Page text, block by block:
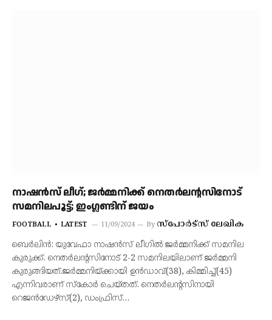
നാഷന്‍സ് ലീഗ്; ജര്‍മ്മനിക്ക് നെതര്‍ലന്റസിനോട്
സമനിലപൂട്ട്; ഇംഗ്ലണ്ടിന് ജയം
FOOTBALL LATEST 11/09/2024 By സ്‌പോര്‍ട്‌സ് ലേഖിക
ബെര്‍ലിന്‍: യുവേഫാ നാഷന്‍സ് ലീഗില്‍ ജര്‍മ്മനിക്ക് സമനില
കുരുക്ക്. നെതര്‍ലന്റസിനോട് 2-2 സമനിലയിലാണ് ജര്‍മ്മനി
കുരുങ്ങിയത്.ജര്‍മ്മനിയ്ക്കായി ഉന്‍ഡാവ്(38), കിമ്മിച്ച്(45)
എന്നിവരാണ് സ്‌കോര്‍ ചെയ്തത്. നെതര്‍ലന്റസിനായി
റെജന്‍ഡേഴ്‌സ്(2), ഡംഫ്രിസ്…